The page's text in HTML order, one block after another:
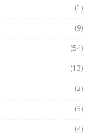
(1)
(9)
(54)
(13)
(2)
(3)
(4)